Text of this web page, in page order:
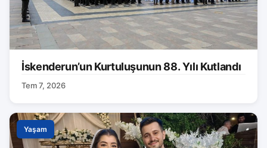
İskenderun’un Kurtuluşunun 88. Yılı Kutlandı
Tem 7, 2026
Yaşam